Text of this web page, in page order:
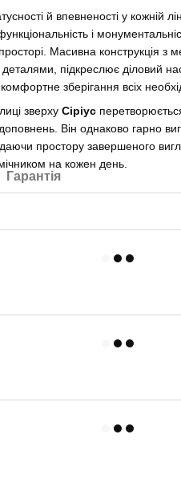
й впевненості у кожній
і
Масивна конструкція з
підкреслює діловий
зберігання всіх
зверху Сіріус
Він однаково гарно
простору завершеного
на кожен день.
Гарантія